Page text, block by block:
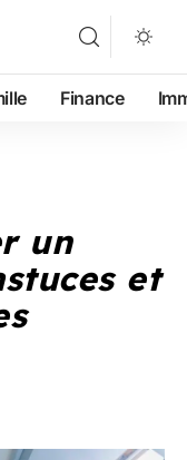
Finance
un
et